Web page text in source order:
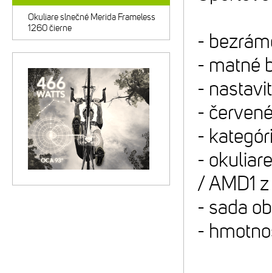
-
- matné
-
-
-
-
/ AMD1
- sada
-
Okuliare slnečné Merida Frameless
1260 čierne